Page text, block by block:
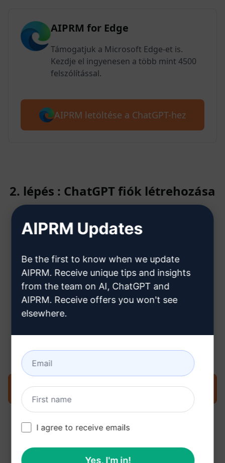
AIPRM for Edge
Támogatjuk a Microsoft Edge-et is.
Kezdje el ingyenesen a több mint 4500
felszólítással.
AIPRM letöltése a ChatGPT-hez
2. lépés : ChatGPT fiók létrehozása
Kattintson ide, hogy megtudja,
ChatGPT fiókot
Próbálja ki a kérést most a ChatGPT oldalon
AIPRM Updates
Be the first to know when we update
AIPRM. Receive unique tips and insights
from the team on AI, ChatGPT and
AIPRM. Receive offers you won't see
elsewhere.
I agree to receive emails
Yes, I'm in!